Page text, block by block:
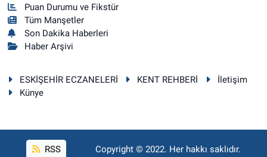
Puan Durumu ve Fikstür
Tüm Manşetler
Son Dakika Haberleri
Haber Arşivi
ESKİŞEHİR ECZANELERİ KENT REHBERİ
İletişim
Künye
RSS Copyright © 2022. Her hakkı saklıdır.